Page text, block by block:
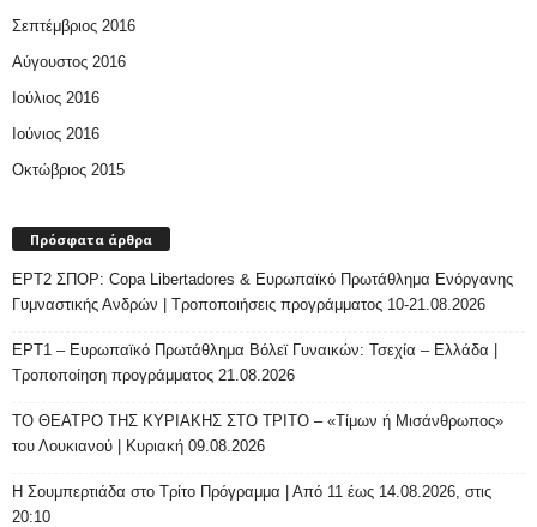
Σεπτέμβριος 2016
Αύγουστος 2016
Ιούλιος 2016
Ιούνιος 2016
Οκτώβριος 2015
Πρόσφατα άρθρα
ΕΡΤ2 ΣΠΟΡ: Copa Libertadores & Ευρωπαϊκό Πρωτάθλημα Ενόργανης
Γυμναστικής Ανδρών | Τροποποιήσεις προγράμματος 10-21.08.2026
ΕΡΤ1 – Ευρωπαϊκό Πρωτάθλημα Βόλεϊ Γυναικών: Τσεχία – Ελλάδα |
Τροποποίηση προγράμματος 21.08.2026
ΤΟ ΘΕΑΤΡΟ ΤΗΣ ΚΥΡΙΑΚΗΣ ΣΤΟ ΤΡΙΤΟ – «Τίμων ή Μισάνθρωπος»
του Λουκιανού | Κυριακή 09.08.2026
H Σουμπερτιάδα στο Τρίτο Πρόγραμμα | Από 11 έως 14.08.2026, στις
20:10